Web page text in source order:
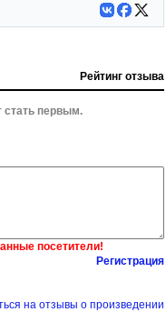
Рейтинг отзыва
стать первым.
посетители!
Регистрация
на отзывы о произведении